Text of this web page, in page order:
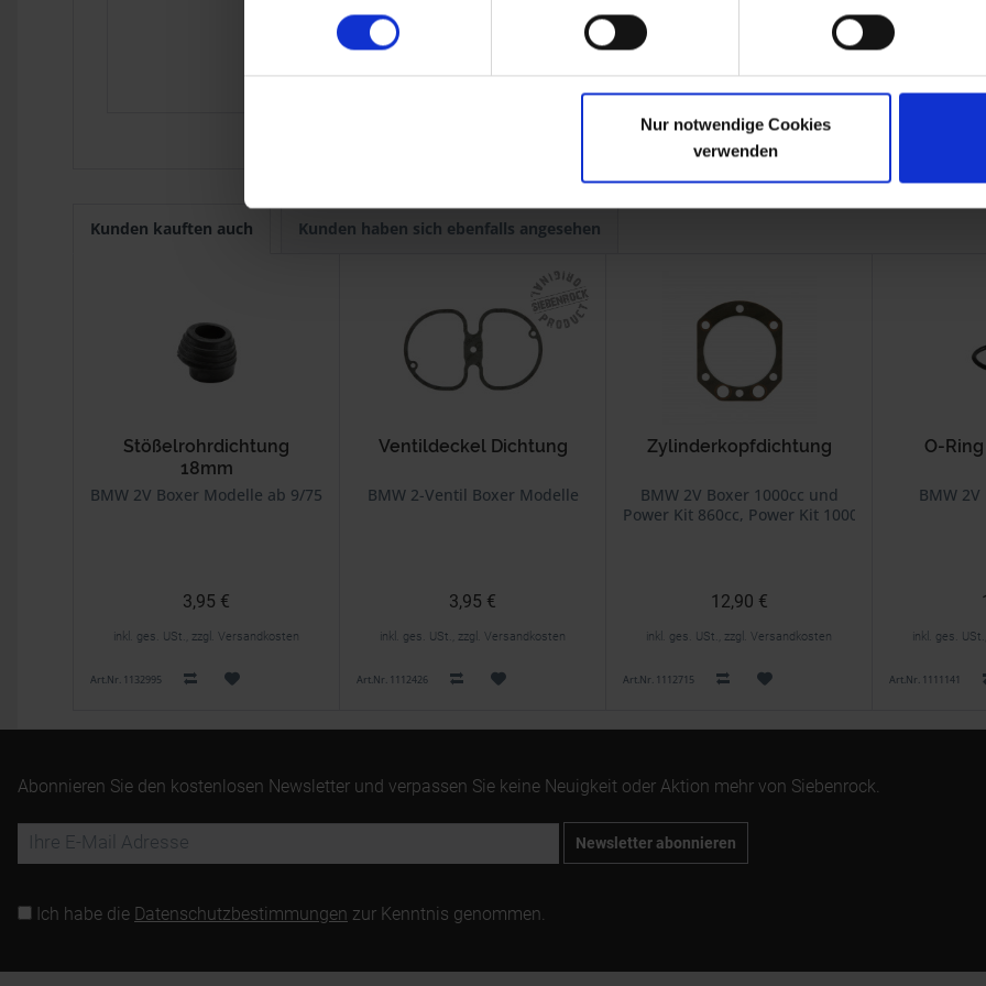
Nur notwendige Cookies
verwenden
R 65
R 65 Mono
R 80 Mono
R 65GS
R 80G/S
R 80ST
R 80GS
1987-1995 R 80GS Basic
1996
Kunden kauften auch Kunden haben sich ebenfalls angesehen
Stößelrohrdichtung
18mm
BMW 2V Boxer Modelle ab 9/75
3,95 €
inkl. ges. USt., zzgl. Versandkosten
Art.Nr. 1132995
Ventildeckel Dichtung
BMW 2-Ventil Boxer Modelle
3,95 €
inkl. ges. USt., zzgl. Versandkosten
Art.Nr. 1112426
Zylinderkopfdichtung
BMW 2V Boxer 1000cc und
Power Kit 860cc, Power Kit 1000cc
12,90 €
inkl. ges. USt., zzgl. Versandkosten
Art.Nr. 1112715
O-
BMW
inkl. ges.
Art.Nr. 1111141
Abonnieren Sie den kostenlosen Newsletter und verpassen Sie keine Neuigkeit oder Aktion mehr von Siebenrock.
Newsletter abonnieren
Ich habe die Datenschutzbestimmungen zur Kenntnis genommen.